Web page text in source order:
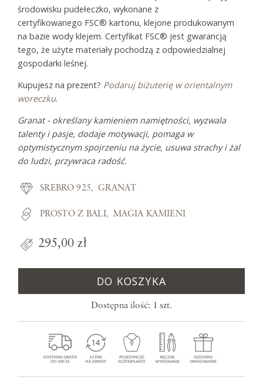
środowisku pudełeczko, wykonane z
certyfikowanego FSC® kartonu, klejone produkowanym
na bazie wody klejem. Certyfikat FSC® jest gwarancją
tego, że użyte materiały pochodzą z odpowiedzialnej
gospodarki leśnej.
Kupujesz na prezent? Podaruj biżuterię w orientalnym
woreczku.
Granat - określany kamieniem namiętności, wyzwala
talenty i pasje, dodaje motywacji, pomaga w
optymistycznym spojrzeniu na życie, usuwa strachy i żal
do ludzi, przywraca radość.
SREBRO 925 GRANAT
PROSTO Z BALI MAGIA KAMIENI
295,00 zł
DO KOSZYKA
Dostępna ilość: 1 szt.